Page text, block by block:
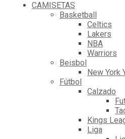
CAMISETAS
Basketball
Celtics
Lakers
NBA
Warriors
Beisbol
New York
Fútbol
Calzado
Kings
Liga